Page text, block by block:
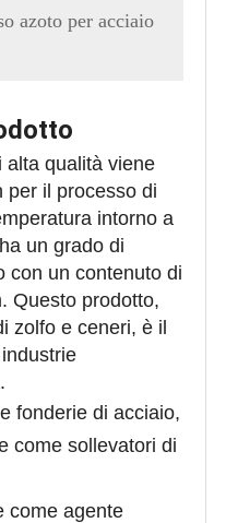
azoto per acciaio
alta qualità viene
per il processo di
intorno a
un grado di
con un contenuto di
Questo prodotto,
zolfo e ceneri, è il
fonderie di acciaio,
come sollevatori di
come agente